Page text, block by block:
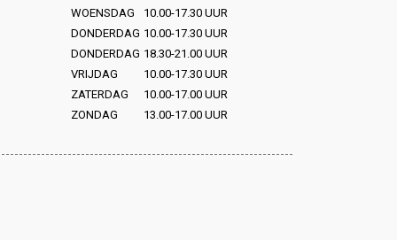
WOENSDAG
10.00-17.30 UUR
DONDERDAG 10.00-17.30 UUR
DONDERDAG 18.30-21.00 UUR
VRIJDAG
10.00-17.30 UUR
ZATERDAG
10.00-17.00 UUR
ZONDAG
13.00-17.00 UUR